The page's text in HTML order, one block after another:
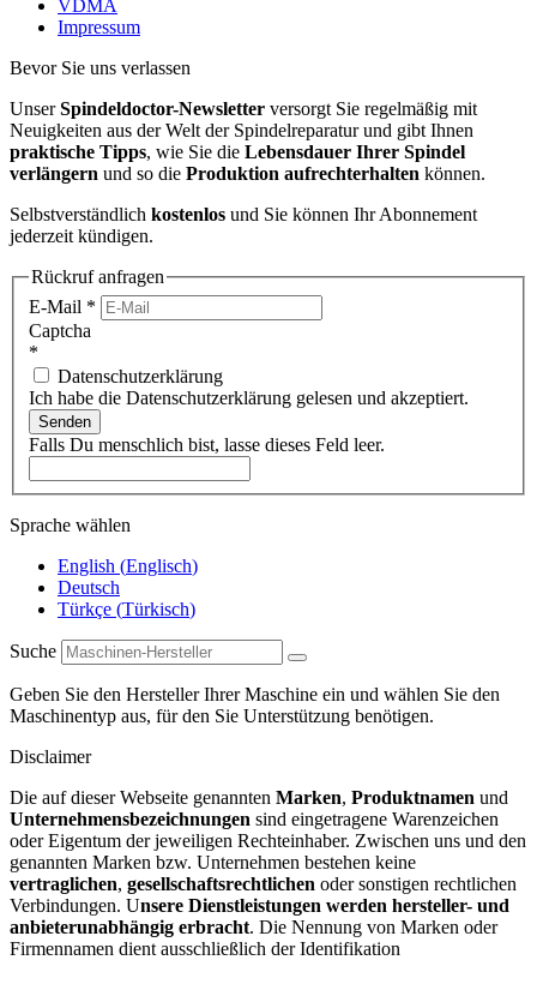
VDMA
Impressum
Bevor Sie uns verlassen
UnserSpindeldoctor-Newsletter versorgt Sie regelmäßig mit
Neuigkeiten aus der Welt der Spindelreparatur und gibt Ihnen
praktische Tipps, wie Sie die Lebensdauer Ihrer Spindel
verlängern und so die Produktion aufrechterhalten können.
Selbstverständlich kostenlos und Sie können Ihr Abonnement
jederzeit kündigen.
Rückruf anfragen
E-Mail *
Captcha
*
Datenschutzerklärung
Ich habe die Datenschutzerklärung gelesen und akzeptiert.
Senden
Falls Du menschlich bist, lasse dieses Feld leer.
Sprache wählen
English (Englisch)
Deutsch
Türkçe (Türkisch)
Suche
Geben Sie den Hersteller Ihrer Maschine ein und wählen Sie den
Maschinentyp aus, für den Sie Unterstützung benötigen.
Disclaimer
Die auf dieser Webseite genannten Marken, Produktnamen und
Unternehmensbezeichnungen sind eingetragene Warenzeichen
oder Eigentum der jeweiligen Rechteinhaber. Zwischen uns und den
genannten Marken bzw. Unternehmen bestehen keine
vertraglichen, gesellschaftsrechtlichen oder sonstigen rechtlichen
Verbindungen. Unsere Dienstleistungen werden hersteller- und
anbieterunabhängig erbracht. Die Nennung von Marken oder
Firmennamen dient ausschließlich der Identifikation